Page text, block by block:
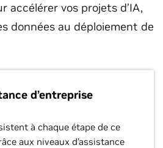
accélérer vos projets d’IA,
données au déploiement de
d’entreprise
à chaque étape de ce
aux niveaux d’assistance